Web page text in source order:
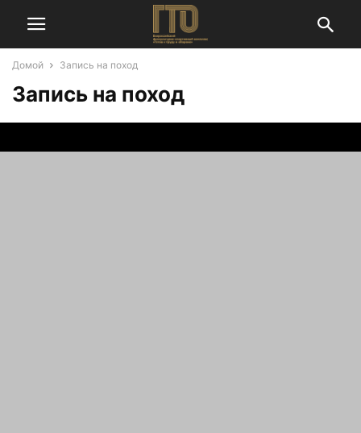
Домой Запись на поход
Запись на поход